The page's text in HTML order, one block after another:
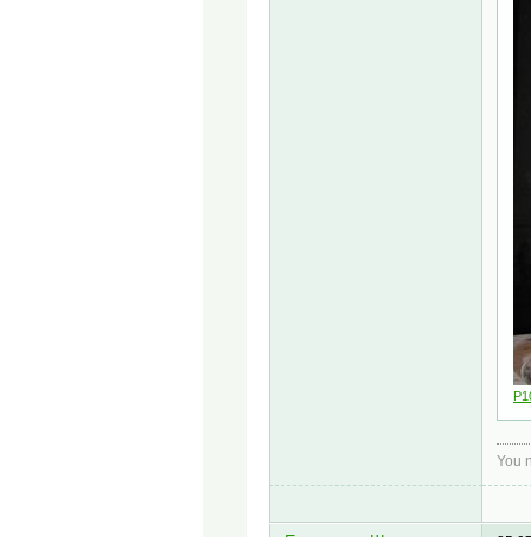
You